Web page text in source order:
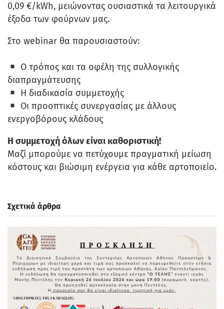
0,09 €/kWh, μειώνοντας ουσιαστικά τα λειτουργικά
έξοδα των φούρνων μας.
Στο webinar θα παρουσιαστούν:
Ο τρόπος και τα οφέλη της συλλογικής
διαπραγμάτευσης
Η διαδικασία συμμετοχής
Οι προοπτικές συνεργασίας με άλλους
ενεργοβόρους κλάδους
Η συμμετοχή όλων είναι καθοριστική!
Μαζί μπορούμε να πετύχουμε πραγματική μείωση
κόστους και βιώσιμη ενέργεια για κάθε αρτοποιείο.
Σχετικά άρθρα